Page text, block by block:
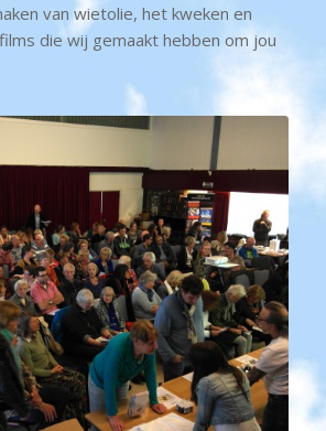
van wietolie, het kweken en
die wij gemaakt hebben om jou